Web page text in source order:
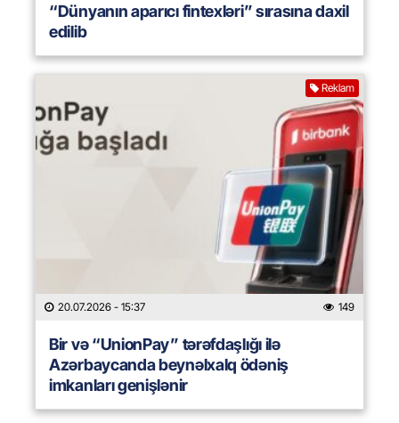
“Dünyanın aparıcı fintexləri” sırasına daxil
edilib
Reklam
20.07.2026 - 15:37 149
Bir və “UnionPay” tərəfdaşlığı ilə
Azərbaycanda beynəlxalq ödəniş
imkanları genişlənir